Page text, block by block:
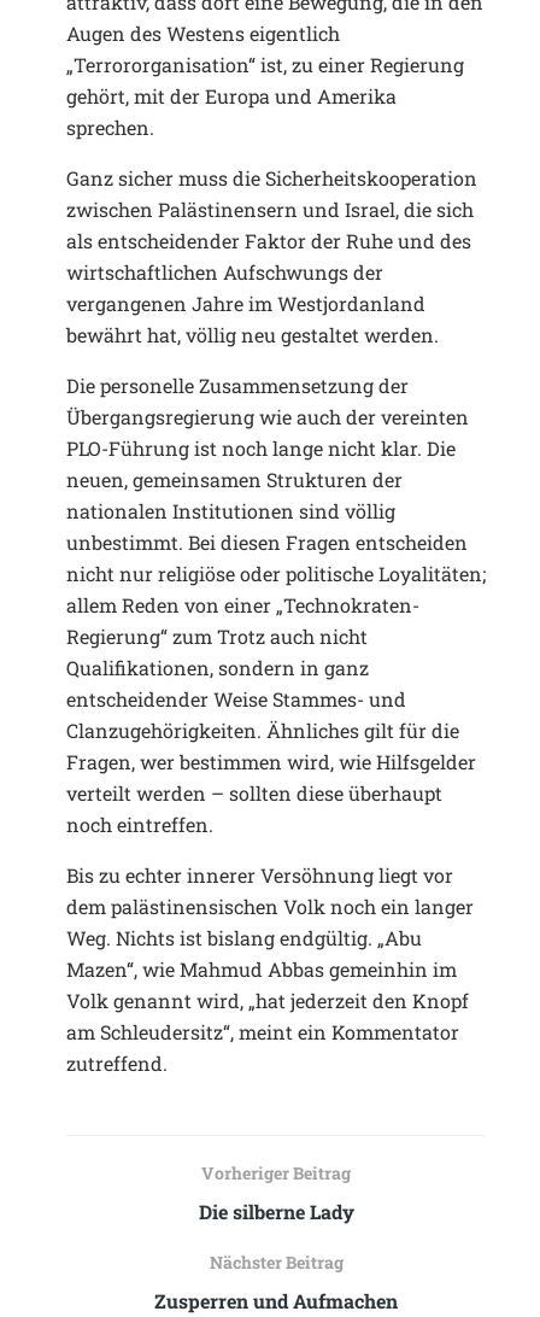
Augen des Westens eigentlich
„Terrororganisation“ ist, zu einer Regierung
gehört, mit der Europa und Amerika
sprechen.
Ganz sicher muss die Sicherheitskooperation
zwischen Palästinensern und Israel, die sich
als entscheidender Faktor der Ruhe und des
wirtschaftlichen Aufschwungs der
vergangenen Jahre im Westjordanland
bewährt hat, völlig neu gestaltet werden.
Die personelle Zusammensetzung der
Übergangsregierung wie auch der vereinten
PLO-Führung ist noch lange nicht klar. Die
neuen, gemeinsamen Strukturen der
nationalen Institutionen sind völlig
unbestimmt. Bei diesen Fragen entscheiden
nicht nur religiöse oder politische Loyalitäten;
allem Reden von einer „Technokraten-
Regierung“ zum Trotz auch nicht
Qualifikationen, sondern in ganz
entscheidender Weise Stammes- und
Clanzugehörigkeiten. Ähnliches gilt für die
Fragen, wer bestimmen wird, wie Hilfsgelder
verteilt werden – sollten diese überhaupt
noch eintreffen.
Bis zu echter innerer Versöhnung liegt vor
dem palästinensischen Volk noch ein langer
Weg. Nichts ist bislang endgültig. „Abu
Mazen“, wie Mahmud Abbas gemeinhin im
Volk genannt wird, „hat jederzeit den Knopf
am Schleudersitz“, meint ein Kommentator
zutreffend.
Vorheriger Beitrag
Die silberne Lady
Nächster Beitrag
Zusperren und Aufmachen